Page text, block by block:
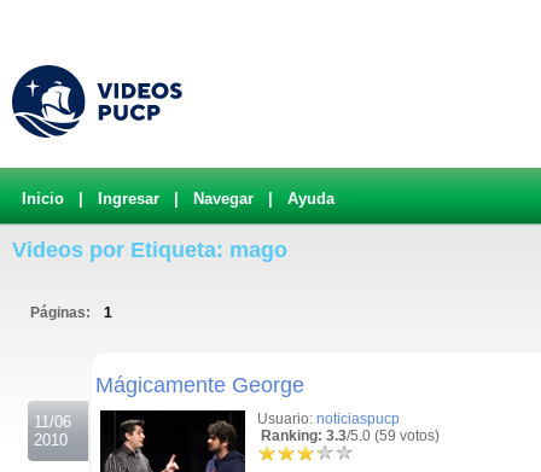
Inicio Ingresar Navegar Ayuda
Videos por Etiqueta: mago
Páginas: 1
11/06
2010
Mágicamente George
Usuario: noticiaspucp
Ranking: 3.3/5.0 (59 votos)